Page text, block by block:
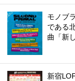
モノブ
である
曲「新
新宿